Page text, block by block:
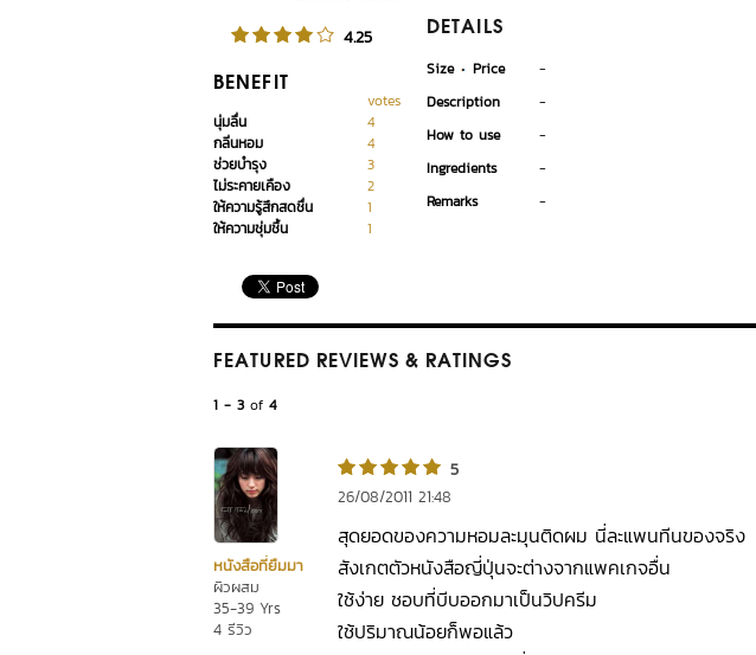
4.25
BENEFIT
votes
นุ่มลื่น
4
กลิ่นหอม
4
ช่วยบำรุง
3
ไม่ระคายเคือง
2
ให้ความรู้สึกสดชื่น
1
ให้ความชุ่มชื้น
1
DETAILS
Size Price
-
Description
-
How to use
-
Ingredients
-
Remarks
-
FEATURED REVIEWS & RATINGS
1 - 3 of 4
หนังสือที่ยืมมา
ผิวผสม
35-39 Yrs
4 รีวิว
5
26/08/2011 21:48
สุดยอดของความหอมละมุนติดผม นี่ละแพนทีนของจริง
สังเกตตัวหนังสือญี่ปุ่นจะต่างจากแพคเกจอื่น
ใช้ง่าย ชอบที่บีบออกมาเป็นวิปครีม
ใช้ปริมาณน้อยก็พอแล้ว